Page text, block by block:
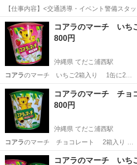
【仕事内容】<交通誘導・イベント警備スタ
ベント ・スポーツ・地域イベント ・工事現
で「安全を支える」警備会社です。 若手スタ
験スタートがほとんどなので、初め...
アルバイト・パート
コアラのマーチ いち
800円
沖縄県 てだこ浦西駅
コアラ
のマーチ いちご2箱入り 1缶に2…
沖縄 中頭郡
コアラのマーチ チョ
800円
沖縄県 てだこ浦西駅
コアラ
のマーチ チョコレート 2箱入り …
沖縄 中頭郡 てだこ浦西駅 食品
コアラのマーチ い